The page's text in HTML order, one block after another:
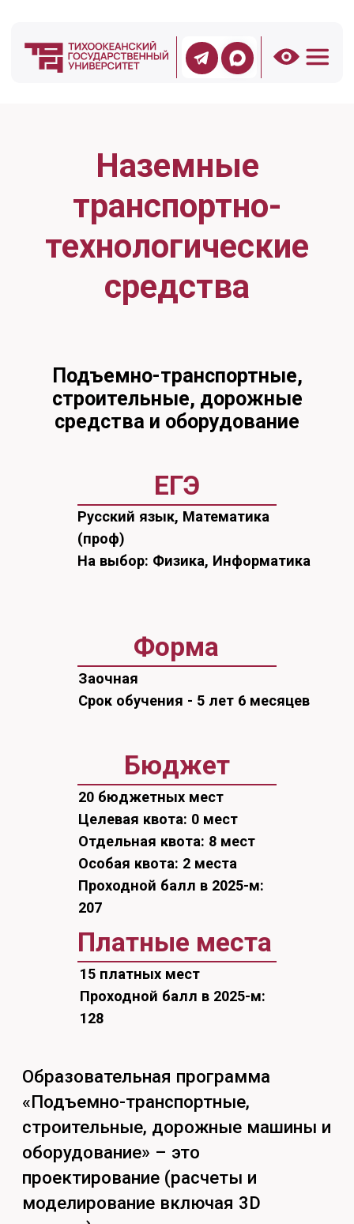
транспортно-
технологические
средства
строительные, дорожные
средства и оборудование
Бюджет
Платные места
Русский язык, Математика
(проф)
На выбор: Физика, Информатика
20 бюджетных мест
15 платных мест
Проходной балл в 2025-м:
Образовательная программа
«Подъемно-транспортные,
строительные, дорожные машины и
оборудование» – это
проектирование (расчеты и
моделирование включая 3D
модели) строительных машин,
эксплуатация, обслуживание и
ремонт строительных машин (для
гражданского строительства -
здания и сооружения, дорожного –
мосты и водопропускные трубы,
землеройные и грузоподъемные
строительных машин и
технологического
Основам конструирования
строительных машин;
Методам и средствам
диагностики и ремонта